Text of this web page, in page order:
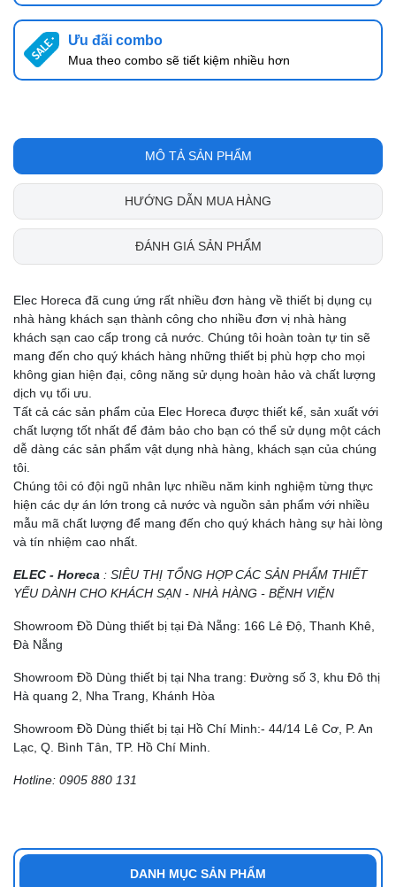
Ưu đãi combo
Mua theo combo sẽ tiết kiệm nhiều hơn
MÔ TẢ SẢN PHẨM
HƯỚNG DẪN MUA HÀNG
ĐÁNH GIÁ SẢN PHẨM
Elec Horeca đã cung ứng rất nhiều đơn hàng về thiết bị dụng cụ
nhà hàng khách sạn thành công cho nhiều đơn vị nhà hàng
khách sạn cao cấp trong cả nước. Chúng tôi hoàn toàn tự tin sẽ
mang đến cho quý khách hàng những thiết bị phù hợp cho mọi
không gian hiện đại, công năng sử dụng hoàn hảo và chất lượng
dịch vụ tối ưu.
Tất cả các sản phẩm của Elec Horeca được thiết kế, sản xuất với
chất lượng tốt nhất để đảm bảo cho bạn có thể sử dụng một cách
dễ dàng các sản phẩm vật dụng nhà hàng, khách sạn của chúng
tôi.
Chúng tôi có đội ngũ nhân lực nhiều năm kinh nghiệm từng thực
hiện các dự án lớn trong cả nước và nguồn sản phẩm với nhiều
mẫu mã chất lượng để mang đến cho quý khách hàng sự hài lòng
và tín nhiệm cao nhất.
ELEC - Horeca : SIÊU THỊ TỔNG HỢP CÁC SẢN PHẨM THIẾT
YẾU DÀNH CHO KHÁCH SẠN - NHÀ HÀNG - BỆNH VIỆN
Showroom Đồ Dùng thiết bị tại Đà Nẵng: 166 Lê Độ, Thanh Khê,
Đà Nẵng
Showroom Đồ Dùng thiết bị tại Nha trang: Đường số 3, khu Đô thị
Hà quang 2, Nha Trang, Khánh Hòa
Showroom Đồ Dùng thiết bị tại Hồ Chí Minh:- 44/14 Lê Cơ, P. An
Lạc, Q. Bình Tân, TP. Hồ Chí Minh.
Hotline: 0905 880 131
DANH MỤC SẢN PHẨM